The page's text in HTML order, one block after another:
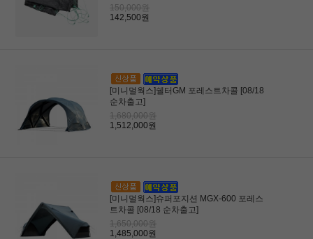
150,000원
142,500원
[미니멀웍스]쉘터GM 포레스트차콜 [08/18
순차출고]
1,680,000원
1,512,000원
[미니멀웍스]슈퍼포지션 MGX-600 포레스
트차콜 [08/18 순차출고]
1,650,000원
1,485,000원